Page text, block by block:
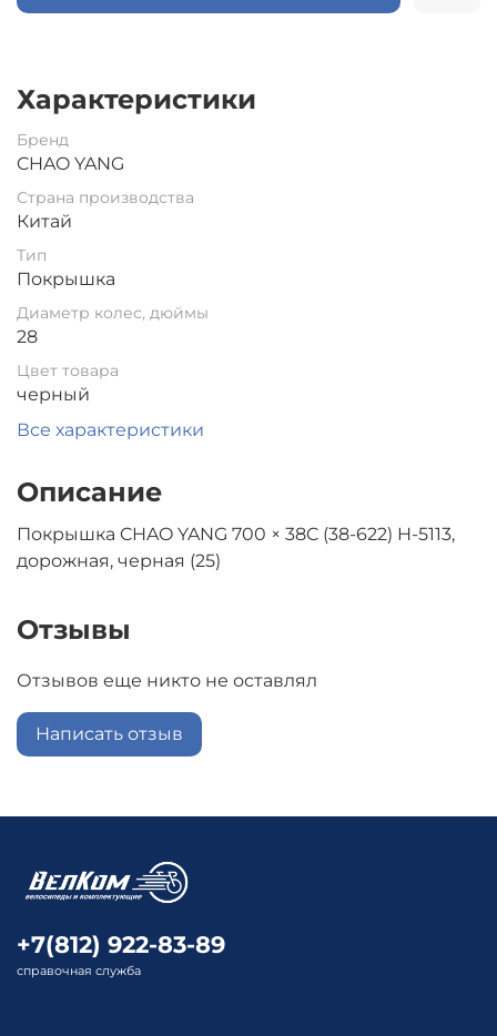
Характеристики
Бренд
CHAO YANG
Страна производства
Китай
Тип
Покрышка
Диаметр колес, дюймы
28
Цвет товара
черный
Все характеристики
Описание
Покрышка CHAO YANG 700 × 38C (38-622) H-5113,
дорожная, черная (25)
Отзывы
Отзывов еще никто не оставлял
Написать отзыв
+7(812) 922-83-89
справочная служба